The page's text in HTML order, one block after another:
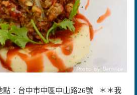
點：台中市中區中山路26號 ＊＊我